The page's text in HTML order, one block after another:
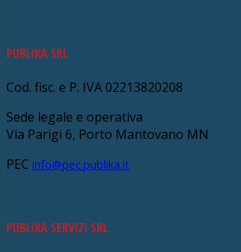
PUBLIKA SRL
Cod. fisc. e P. IVA 02213820208
Sede legale e operativa
Via Parigi 6, Porto Mantovano MN
PEC info@pec.publika.it
PUBLIKA SERVIZI SRL